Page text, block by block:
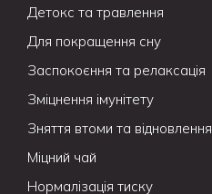
Детокс та травлення
Для покращення сну
Заспокоєння та релаксація
Зміцнення імунітету
Зняття втоми та відновлення
Міцний чай
Нормалізація тиску